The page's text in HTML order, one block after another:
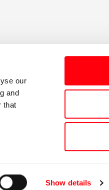
our
and
that
Show details